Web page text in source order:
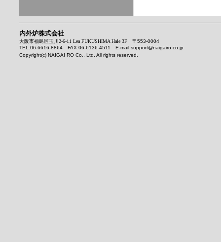
内外炉株式会社
大阪市福島区玉川2-6-11 Lea FUKUSHIMA Hale 3F 〒 553-0004
TEL.06-6616-8864 FAX.06-6136-4511 E-mail.support@naigairo.co.jp
Copyright(c) NAIGAI RO Co., Ltd. All rights reserved.